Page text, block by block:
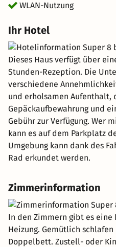
WLAN-Nutzung
Ihr Hotel
Dieses Haus verfügt über
Stunden-Rezeption. Die
verschiedene
und erholsamen Aufenthalt,
Gepäckaufbewahrung und
Gebühr zur Verfügung. Wer
kann es auf dem Parkplatz
Umgebung kann dank des
Rad erkundet werden.
Zimmerinformation
In den Zimmern gibt es eine
Heizung. Gemütlich
Doppelbett. Zustell- oder